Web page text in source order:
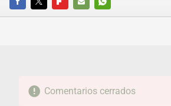
FACEBOOKTWITTERFLIPBOARD
E-
WHATSAPP
Comentarios cerrados